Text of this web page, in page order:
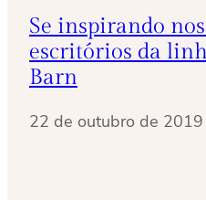
Se inspirando
escritórios da
Barn
22 de outubro de 2019